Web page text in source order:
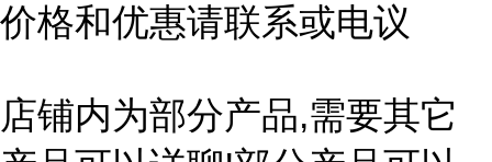
价格和优惠请联系或电议
店铺内为部分产品,需要其它